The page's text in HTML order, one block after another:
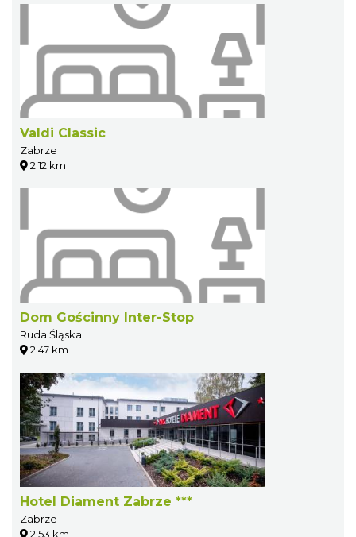
Valdi Classic
Zabrze
2.12 km
Dom Gościnny Inter-Stop
Ruda Śląska
2.47 km
Hotel Diament Zabrze ***
Zabrze
2.53 km